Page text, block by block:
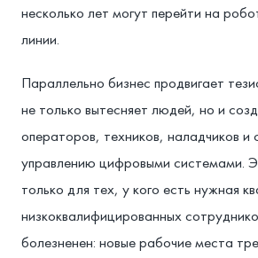
несколько лет могут перейти на
линии.
Параллельно бизнес продвигает
не только вытесняет людей, но и
операторов, техников, наладчиков и
управлению цифровыми системами.
только для тех, у кого есть нужная
низкоквалифицированных
болезненен: новые рабочие места